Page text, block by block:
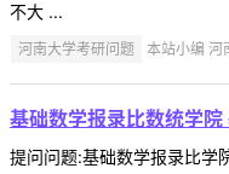
不大 ...
河南大学考研问题 本站小编
基础数学报录比数统学
提问问题:基础数学报录比